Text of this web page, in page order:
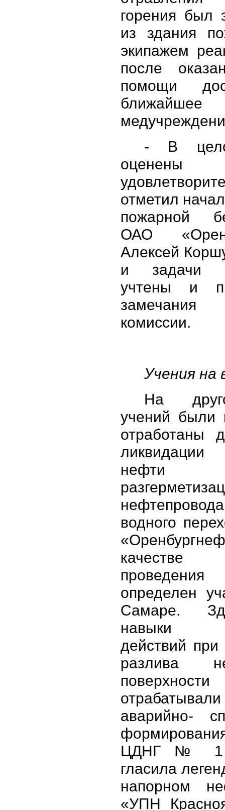
горения был
из здания
экипажем
после
помощи
ближайшее
- В
отметил
пожарной
ОАО
Алексей
и задачи
учтены и
комиссии.
Учения на
На
учений были
отработаны
водного
определен
Самаре.
навыки
действий при
разлива
аварийно-
ЦДНГ № 1
гласила
напорном
«УПН